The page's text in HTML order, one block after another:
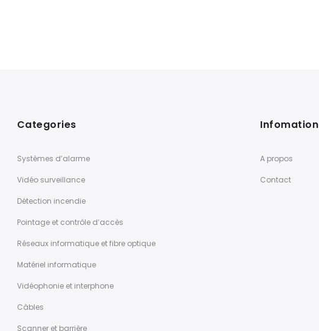
Categories
Systèmes d’alarme
Vidéo surveillance
Détection incendie
Pointage et contrôle d’accès
Réseaux informatique et fibre optique
Matériel informatique
Vidéophonie et interphone
Câbles
Scanner et barrière
Infomation
A propos
Contact